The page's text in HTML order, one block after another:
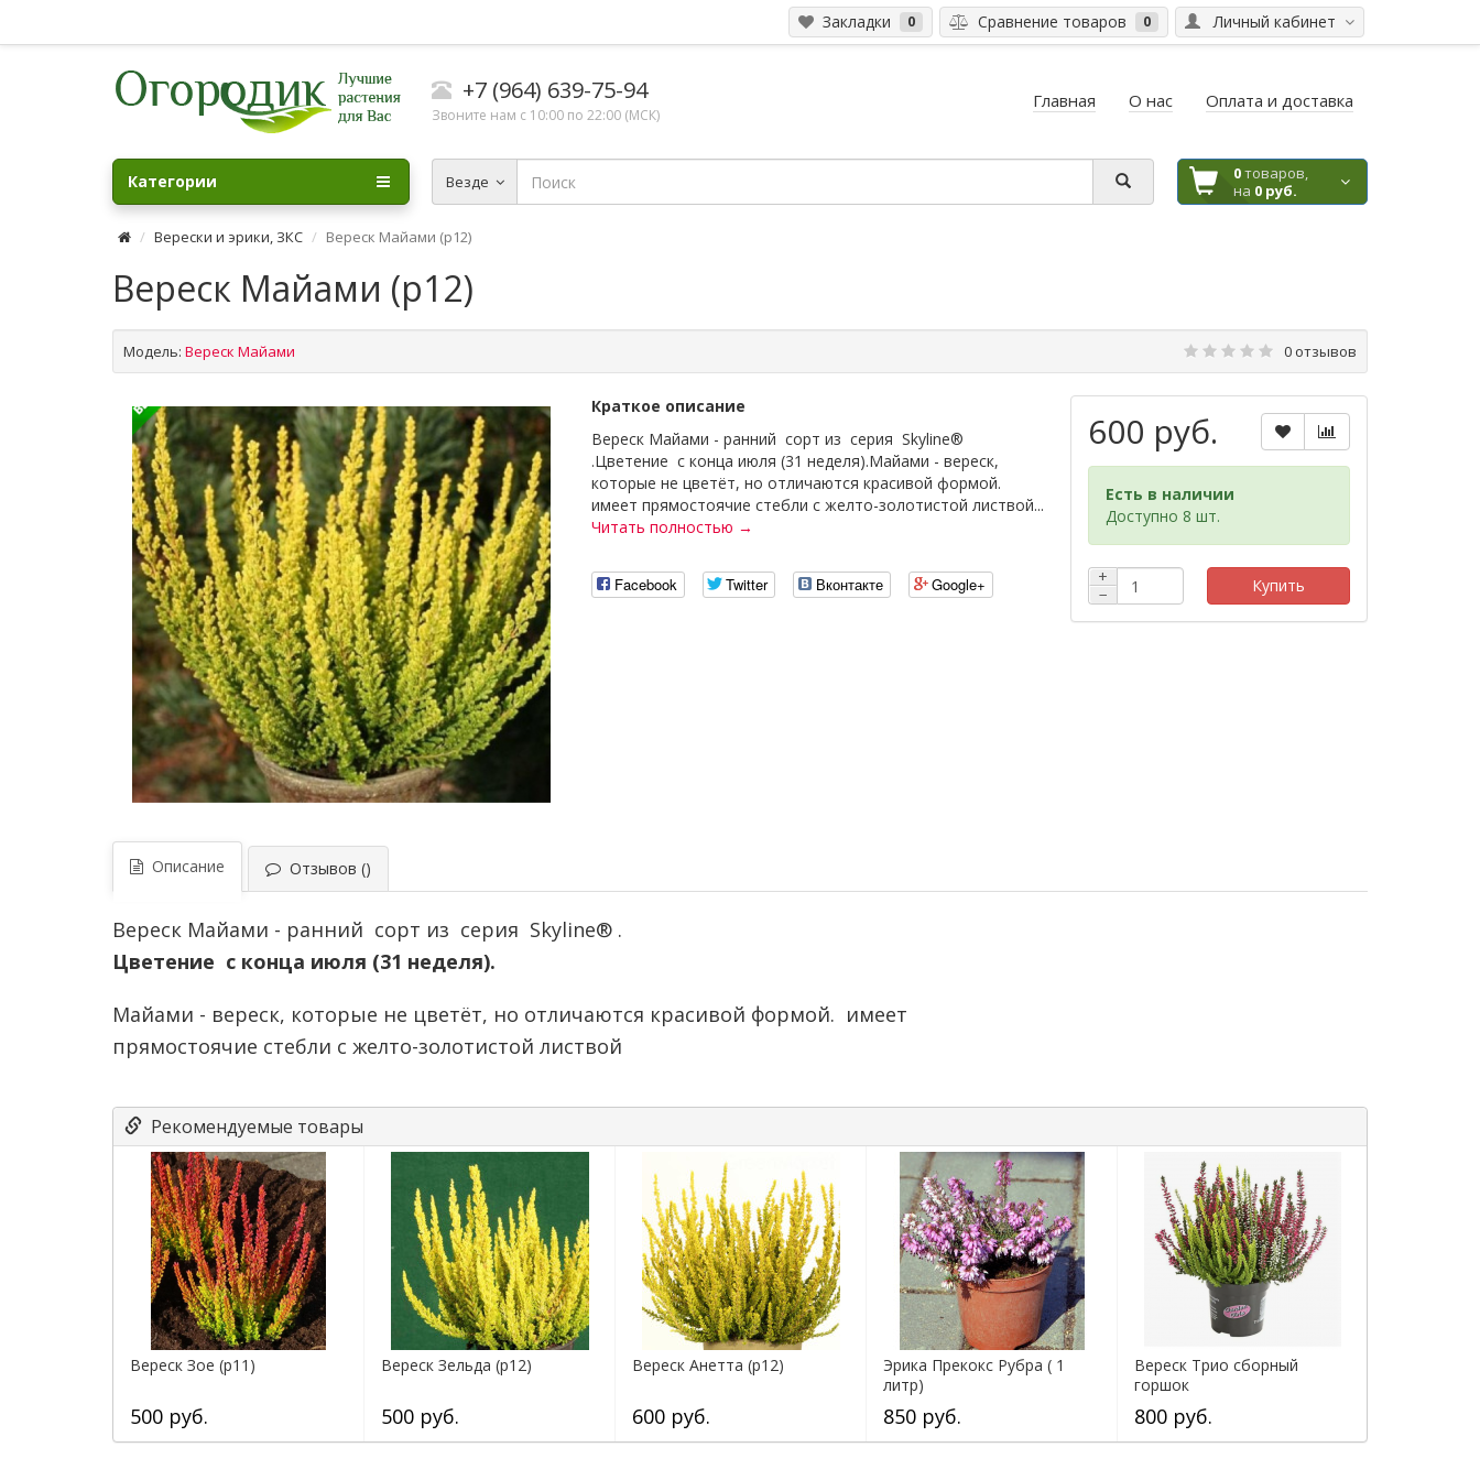
Личный кабинет
Закладки 0 Сравнение товаров 0
+7 (964) 639-75-94
Звоните нам с 10:00 по 22:00 (МСК)
Главная О нас Оплата и доставка
Везде 0товаров,
на 0 руб.
Категории
Верески и эрики, ЗКС Вереск Майами (р12)
Вереск Майами (р12)
Модель: Вереск Майами 0 отзывов
Краткое описание
Вереск Майами - ранний сорт из серия Skyline®
.Цветение с конца июля (31 неделя).Майами - вереск,
которые не цветёт, но отличаются красивой формой.
имеет прямостоячие стебли с желто-золотистой листвой...
Читать полностью →
Facebook Twitter Вконтакте Google+
600 руб.
Есть в наличии
Доступно 8 шт.
+
−
Купить
Описание Отзывов ()
Вереск Майами - ранний сорт из серия Skyline® .
Цветение с конца июля (31 неделя).
Майами - вереск, которые не цветёт, но отличаются красивой формой. имеет
прямостоячие стебли с желто-золотистой листвой
Рекомендуемые товары
Вереск Зое (р11)
500 руб.
Вереск Зельда (р12)
500 руб.
Вереск Анетта (р12)
600 руб.
Эрика Прекокс Рубра ( 1
литр)
850 руб.
Вереск Трио сборный
горшок
800 руб.